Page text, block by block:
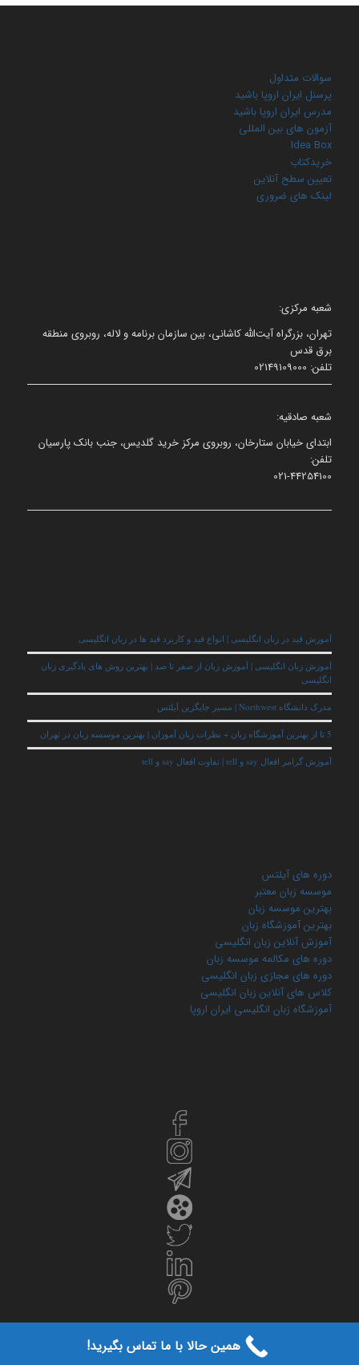
سوالات متداول
پرسنل ایران اروپا باشید
مدرس ایران اروپا باشید
آزمون های بین المللی
Idea Box
خریدکتاب
تعیین سطح آنلاین
لینک های ضروری
شعبه مرکزی:
تهران، بزرگراه آیت‌الله کاشانی، بین سازمان برنامه و لاله، روبروی منطقه
برق قدس
تلفن: 02149109000
شعبه صادقیه:
ابتدای خیابان ستارخان، روبروی مرکز خرید گلدیس، جنب بانک پارسیان
تلفن:
021-44254100
آموزش قید در زبان انگلیسی | انواع قید و کاربرد قید ها در زبان انگلیسی
آموزش زبان انگلیسی | آموزش زبان از صفر تا صد | بهترین روش های یادگیری زبان
انگلیسی
مدرک دانشگاه Northwest | مسیر جایگزین آیلتس
5 تا از بهترین آموزشگاه زبان + نظرات زبان آموزان | بهترین موسسه زبان در تهران
آموزش گرامر افعال say و tell | تفاوت افعال say و tell
دوره های آیلتس
موسسه زبان معتبر
بهترین موسسه زبان
بهترین آموزشگاه زبان
آموزش آنلاین زبان انگلیسی
دوره های مکالمه موسسه زبان
دوره های مجازی زبان انگلیسی
کلاس های آنلاین زبان انگلیسی
آموزشگاه زبان انگلیسی ایران اروپا
همین حالا با ما تماس بگیرید!